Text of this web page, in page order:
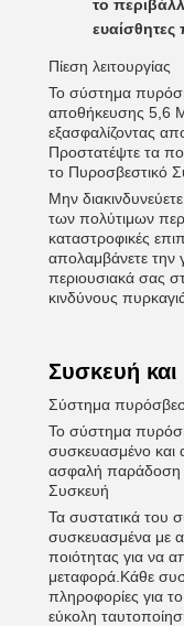
το
ευαίσθητες
Πίεση λειτουργίας
Το σύστημα
αποθήκευσης 5,6
εξασφαλίζοντας
Προστατέψτε τα
το Πυροσβεστικό
Μην
των πολύτιμων
καταστροφικές
απολαμβάνετε την
περιουσιακά σας
κινδύνους
Συσκευή
Σύστημα
Το σύστημα
συσκευασμένο και
ασφαλή παράδοση
Συσκευή
Τα συστατικά του
συσκευασμένα με
ποιότητας για να
μεταφορά.Κάθε
πληροφορίες για το
εύκολη